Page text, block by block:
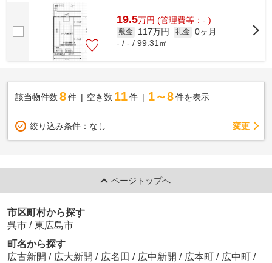
物件です。貸主による設備撤去は行わず...
19.5万円 (管理費等：- )
敷金 117万円 礼金 0ヶ月
- / - / 99.31㎡
該当物件数 8件 空き数 11 件 1～8 件を表示
絞り込み条件： なし 変更
ページトップへ
市区町村から探す
呉市 / 東広島市
町名から探す
広古新開 / 広大新開 / 広名田 / 広中新開 / 広本町 / 広中町 /